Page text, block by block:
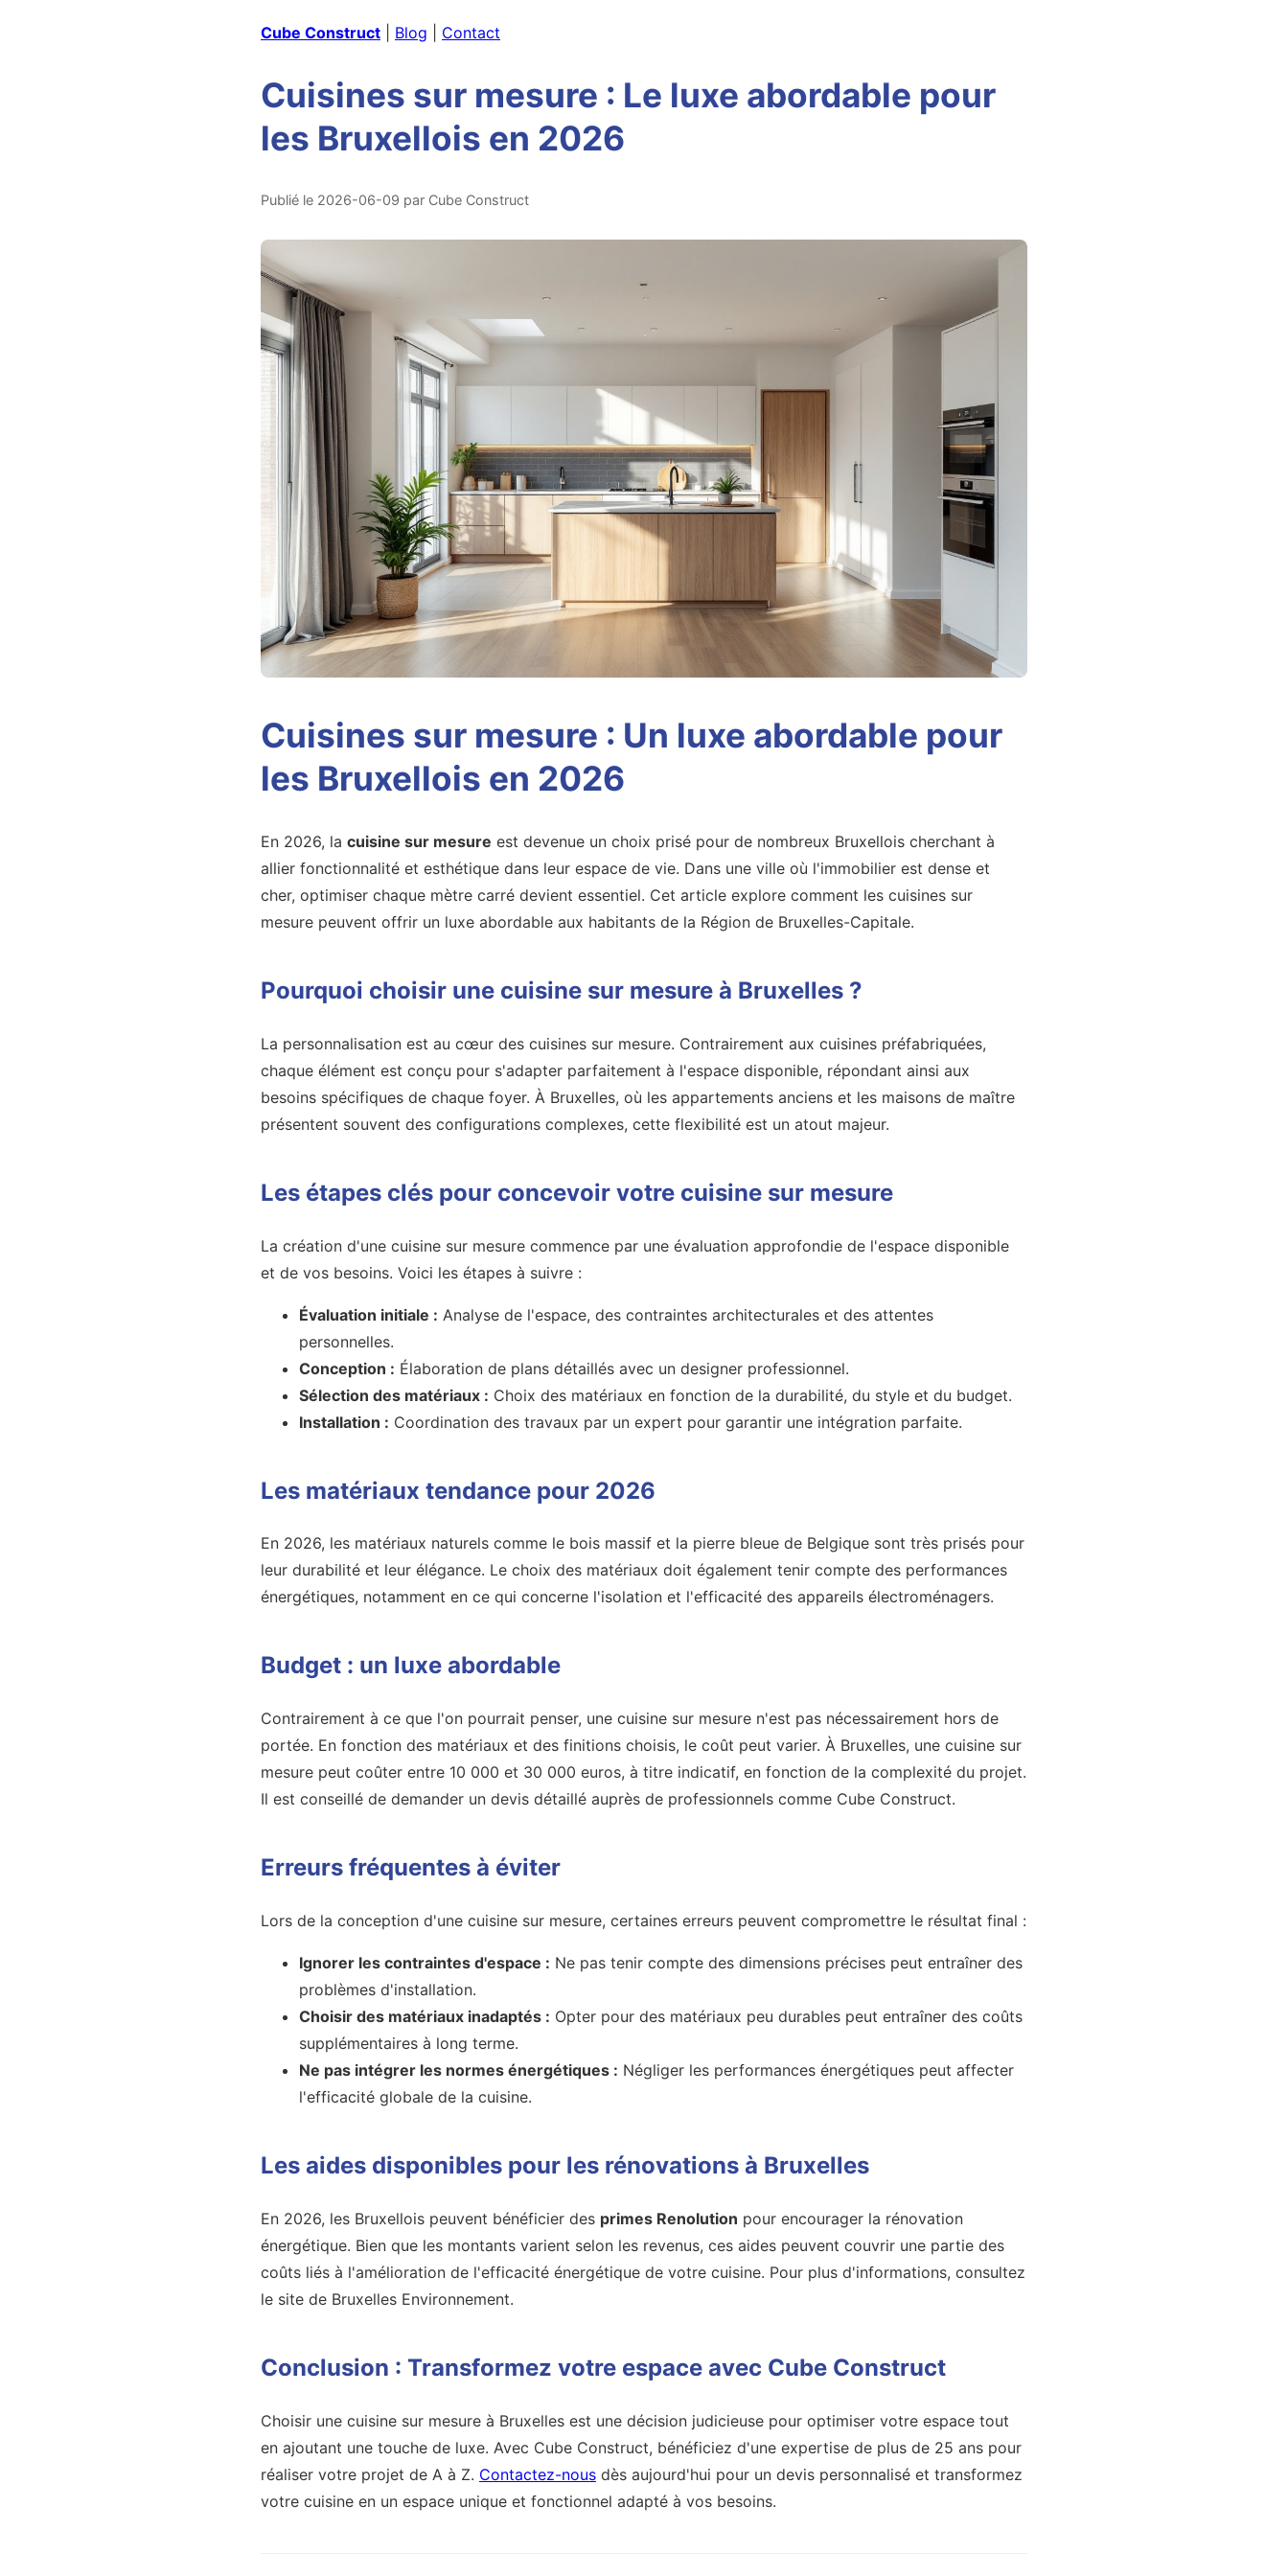
Cube Construct Blog Contact
Cuisines sur mesure : Le luxe abordable pour
les Bruxellois en 2026
Publié le 2026-06-09 par Cube Construct
Cuisines sur mesure : Un luxe abordable pour
les Bruxellois en 2026
En 2026, la cuisine sur mesure est devenue un choix prisé pour de nombreux Bruxellois cherchant à
allier fonctionnalité et esthétique dans leur espace de vie. Dans une ville où l'immobilier est dense et
cher, optimiser chaque mètre carré devient essentiel. Cet article explore comment les cuisines sur
mesure peuvent offrir un luxe abordable aux habitants de la Région de Bruxelles-Capitale.
Pourquoi choisir une cuisine sur mesure à Bruxelles ?
La personnalisation est au cœur des cuisines sur mesure. Contrairement aux cuisines préfabriquées,
chaque élément est conçu pour s'adapter parfaitement à l'espace disponible, répondant ainsi aux
besoins spécifiques de chaque foyer. À Bruxelles, où les appartements anciens et les maisons de maître
présentent souvent des configurations complexes, cette flexibilité est un atout majeur.
Les étapes clés pour concevoir votre cuisine sur mesure
La création d'une cuisine sur mesure commence par une évaluation approfondie de l'espace disponible
et de vos besoins. Voici les étapes à suivre :
Évaluation initiale : Analyse de l'espace, des contraintes architecturales et des attentes
personnelles.
Conception : Élaboration de plans détaillés avec un designer professionnel.
Sélection des matériaux : Choix des matériaux en fonction de la durabilité, du style et du budget.
Installation : Coordination des travaux par un expert pour garantir une intégration parfaite.
Les matériaux tendance pour 2026
En 2026, les matériaux naturels comme le bois massif et la pierre bleue de Belgique sont très prisés pour
leur durabilité et leur élégance. Le choix des matériaux doit également tenir compte des performances
énergétiques, notamment en ce qui concerne l'isolation et l'efficacité des appareils électroménagers.
Budget : un luxe abordable
Contrairement à ce que l'on pourrait penser, une cuisine sur mesure n'est pas nécessairement hors de
portée. En fonction des matériaux et des finitions choisis, le coût peut varier. À Bruxelles, une cuisine sur
mesure peut coûter entre 10 000 et 30 000 euros, à titre indicatif, en fonction de la complexité du projet.
Il est conseillé de demander un devis détaillé auprès de professionnels comme Cube Construct.
Erreurs fréquentes à éviter
Lors de la conception d'une cuisine sur mesure, certaines erreurs peuvent compromettre le résultat final :
Ignorer les contraintes d'espace : Ne pas tenir compte des dimensions précises peut entraîner des
problèmes d'installation.
Choisir des matériaux inadaptés : Opter pour des matériaux peu durables peut entraîner des coûts
supplémentaires à long terme.
Ne pas intégrer les normes énergétiques : Négliger les performances énergétiques peut affecter
l'efficacité globale de la cuisine.
Les aides disponibles pour les rénovations à Bruxelles
En 2026, les Bruxellois peuvent bénéficier des primes Renolution pour encourager la rénovation
énergétique. Bien que les montants varient selon les revenus, ces aides peuvent couvrir une partie des
coûts liés à l'amélioration de l'efficacité énergétique de votre cuisine. Pour plus d'informations, consultez
le site de Bruxelles Environnement.
Conclusion : Transformez votre espace avec Cube Construct
Choisir une cuisine sur mesure à Bruxelles est une décision judicieuse pour optimiser votre espace tout
en ajoutant une touche de luxe. Avec Cube Construct, bénéficiez d'une expertise de plus de 25 ans pour
réaliser votre projet de A à Z. Contactez-nous dès aujourd'hui pour un devis personnalisé et transformez
votre cuisine en un espace unique et fonctionnel adapté à vos besoins.